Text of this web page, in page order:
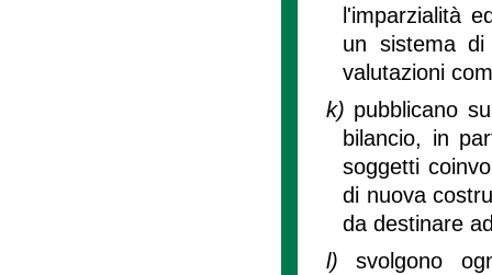
l'imparzialità
un sistema
valutazioni
k) pubblicano
bilancio, in
soggetti
di nuova
da destinare
l)svolgono